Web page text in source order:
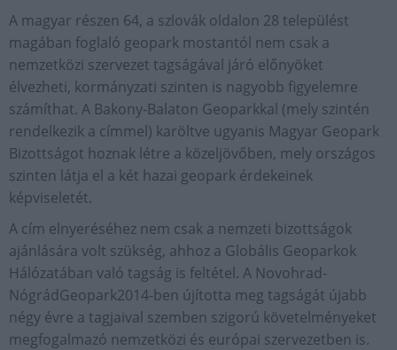
A magyar részen 64, a szlovák oldalon 28 települést
magában foglaló geopark mostantól nem csak a
nemzetközi szervezet tagságával járó előnyöket
élvezheti, kormányzati szinten is nagyobb figyelemre
számíthat. A Bakony-Balaton Geoparkkal (mely szintén
rendelkezik a címmel) karöltve ugyanis Magyar Geopark
Bizottságot hoznak létre a közeljövőben, mely országos
szinten látja el a két hazai geopark érdekeinek
képviseletét.
A cím elnyeréséhez nem csak a nemzeti bizottságok
ajánlására volt szükség, ahhoz a Globális Geoparkok
Hálózatában való tagság is feltétel. A Novohrad-
NógrádGeopark2014-ben újította meg tagságát újabb
négy évre a tagjaival szemben szigorú követelményeket
megfogalmazó nemzetközi és európai szervezetben is.